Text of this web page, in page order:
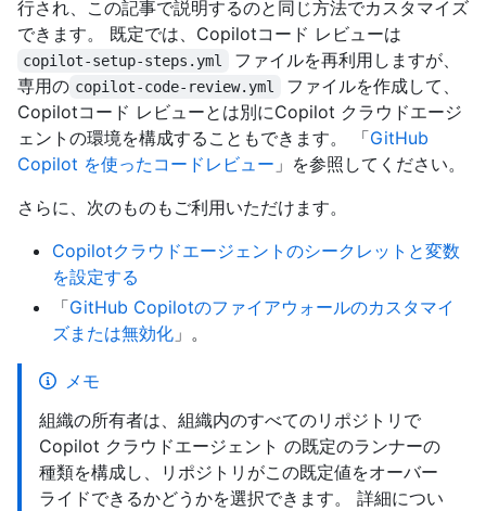
行され、この記事で説明するのと同じ方法でカスタマイズ
できます。 既定では、Copilotコード レビューは
copilot-setup-steps.yml
ファイルを再利用しますが、
専用の copilot-code-review.yml
ファイルを作成して、
Copilotコード レビューとは別にCopilot クラウドエージ
ェントの環境を構成することもできます。 「GitHub
Copilot を使ったコードレビュー 」を参照してください。
さらに、次のものもご利用いただけます。
Copilotクラウドエージェントのシークレットと変数
を設定する
「GitHub Copilotのファイアウォールのカスタマイ
ズまたは無効化 」。
メモ
組織の所有者は、組織内のすべてのリポジトリで
Copilot クラウドエージェント の既定のランナーの
種類を構成し、リポジトリがこの既定値をオーバー
ライドできるかどうかを選択できます。 詳細につい